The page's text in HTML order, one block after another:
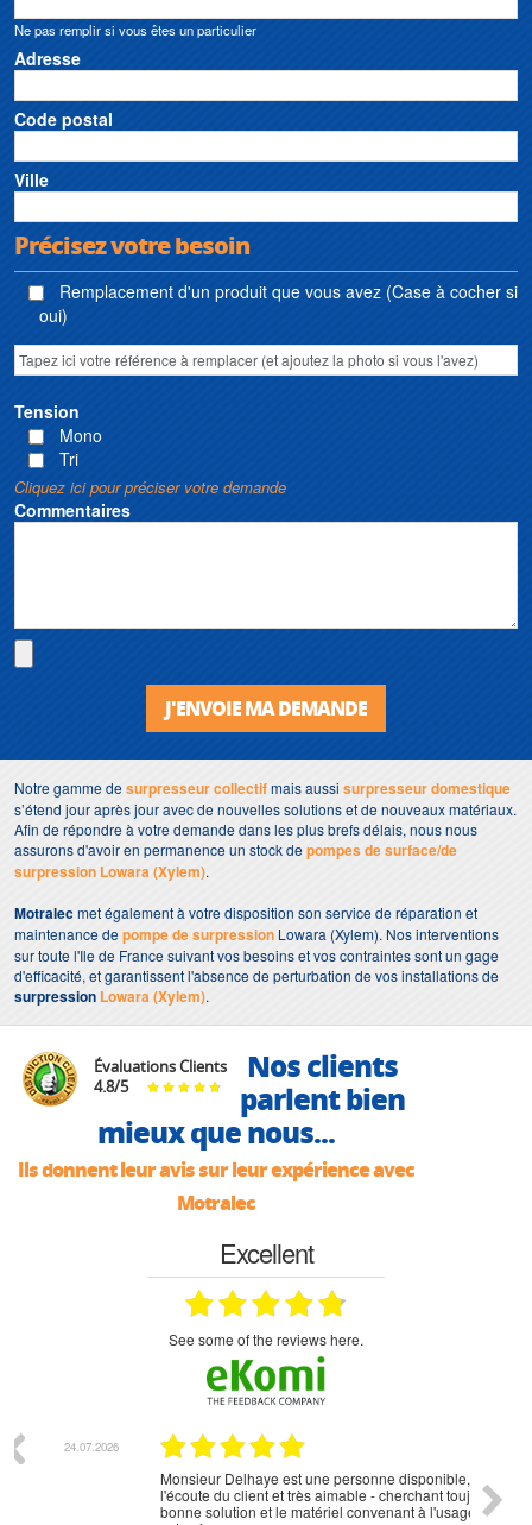
Ne pas remplir si vous êtes un particulier
Adresse
Code postal
Ville
Précisez votre besoin
Remplacement d'un produit que vous avez (Case à cocher si
oui)
Tension
Mono
Tri
Cliquez ici pour préciser votre demande
Commentaires
J'ENVOIE MA DEMANDE
Notre gamme desurpresseur collectifmais aussi surpresseurdomestique
s’étend jour après jour avec de nouvelles solutions et de nouveaux matériaux.
Afin de répondre à votre demande dans les plus brefs délais, nous nous
assurons d'avoir en permanence un stock depompes de surface/de
surpression Lowara (Xylem).
Motralecmet également à votre disposition son service de réparation et
maintenance depompe de surpression Lowara (Xylem). Nos interventions
sur toute l'Ile de France suivant vos besoins et vos contraintes sont un gage
d'efficacité, et garantissent l'absence de perturbation de vos installations de
surpression Lowara (Xylem).
Évaluations Clients
4.8/5
Nos clients
parlent bien
mieux que nous...
Ils donnent leur avis sur leur expérience avec
Motralec
Excellent
see some of the reviews here.
Monsieur Delhaye est une personne disponible, à
l'écoute du client et très aimable - cherchant toujours la
bonne solution et le matériel convenant à l'usage qui en